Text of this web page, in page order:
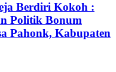
Berdiri Kokoh :
Politik Bonum
Pahonk, Kabupaten